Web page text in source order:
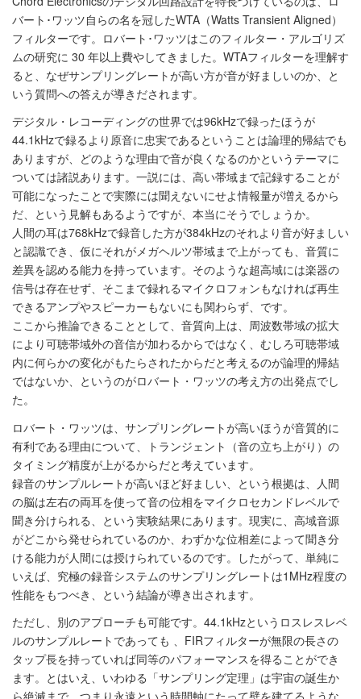
バート･ワッツ自らの名を冠したWTA（Watts Transient Aligned）
フィルターです。ロバート･ワッツはこのフィルター・アルゴリズ
ムの研究に 30 年以上費やしてきました。WTAフィルターを理解す
ると、なぜサンプリングレートが高い方が音が好ましいのか、と
いう質問への答えが導きだされます。
デジタル・レコーディングの世界では96kHzで録ったほうが
44.1kHzで録るより原音に忠実であるということは論理的帰結でも
ありますが、どのような理由で音が良くなるのかというテーマに
ついては諸説あります。一説には、高い帯域まで記録することが
可能になったことで実際には聞えないにせよ情報量が増えるから
だ、という見解もあるようですが、本当にそうでしょうか。
人間の耳は768kHzで録音した方が384kHzのそれより音が好ましい
と認識でき、仮にそれがメガヘルツ帯域まで上がっても、音質に
差異を認める能力を持っています。そのような超高域には楽器の
信号は存在せず、そこまで録れるマイクロフォンもなければ再生
できるアンプやスピーカーもないにも関わらず、です。
ここから推論できることとして、音質向上は、周波数帯域の拡大
により可聴帯域外の音信が加わるからではなく、むしろ可聴帯域
内に何らかの変化がもたらされたからだと考えるのが論理的帰結
ではないか、というのがロバート・ワッツの考え方の出発点でし
た。
ロバート・ワッツは、サンプリングレートが高いほうが音質的に
有利である理由について、トランジェント（音の立ち上がり）の
タイミング精度が上がるからだと考えています。
録音のサンプルレートが高いほど好ましい、という根拠は、人間
の脳は左右の両耳を使って音の位相をマイクロセカンドレベルで
聞き分けられる、という実験結果にあります。現実に、高域音源
がどこから発せられているのか、わずかな位相差によって聞き分
ける能力が人間には授けられているのです。したがって、単純に
いえば、究極の録音システムのサンプリングレートは1MHz程度の
性能をもつべき、という結論が導き出されます。
ただし、別のアプローチも可能です。44.1kHzというロスレスレベ
ルのサンプルレートであっても 、FIRフィルターが無限の長さの
タップ長を持っていれば同等のパフォーマンスを得ることができ
ます。とはいえ、いわゆる「サンプリング定理」は宇宙の誕生か
ら絶滅まで、つまり永遠という時間軸にたって壁を建てるような